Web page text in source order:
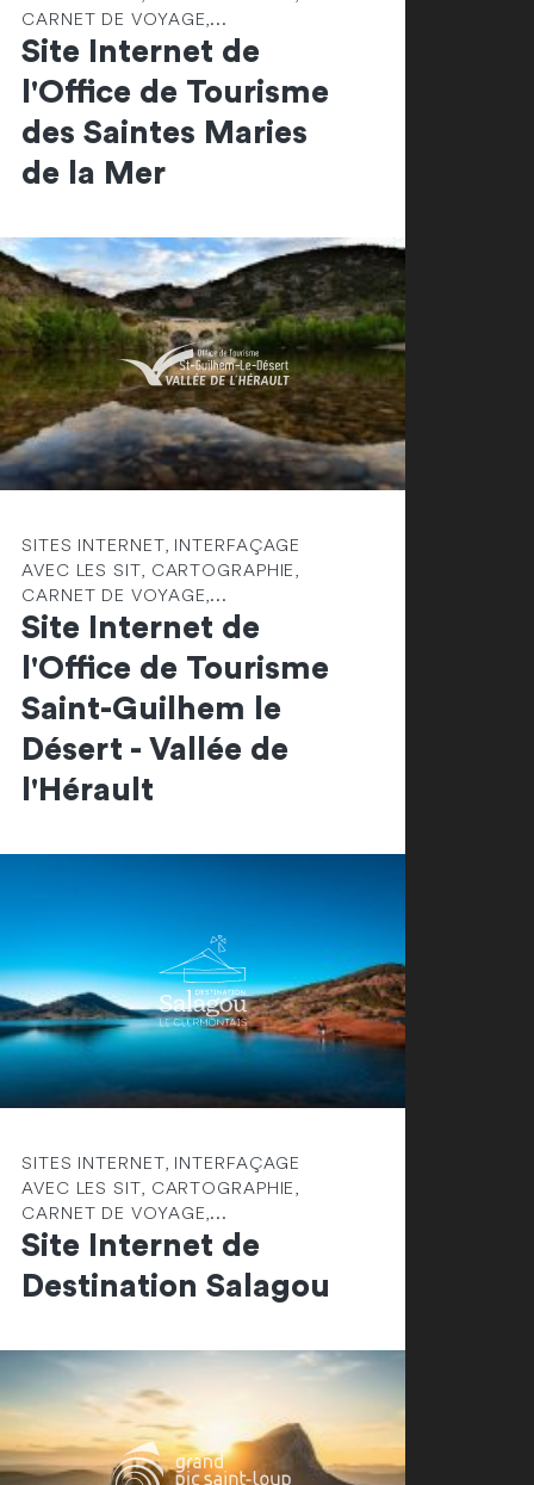
CARNET DE VOYAGE,...
Site Internet de
l'Office de Tourisme
des Saintes Maries
de la Mer
SITES INTERNET, INTERFAÇAGE
AVEC LES SIT, CARTOGRAPHIE,
CARNET DE VOYAGE,...
Site Internet de
l'Office de Tourisme
Saint-Guilhem le
Désert - Vallée de
l'Hérault
SITES INTERNET, INTERFAÇAGE
AVEC LES SIT, CARTOGRAPHIE,
CARNET DE VOYAGE,...
Site Internet de
Destination Salagou